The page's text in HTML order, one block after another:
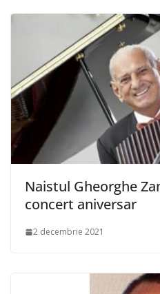
Naistul Gheorghe
concert aniversar
2 decembrie 2021